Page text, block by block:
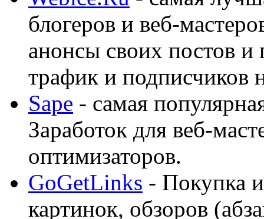
блогеров и веб-
анонсы своих постов
трафик и подписчиков
Sape - самая
Заработок для веб-
оптимизаторов.
GoGetLinks - Покупка
картинок, обзоров